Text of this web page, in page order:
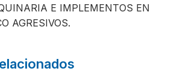
E IMPLEMENTOS EN
AGRESIVOS.